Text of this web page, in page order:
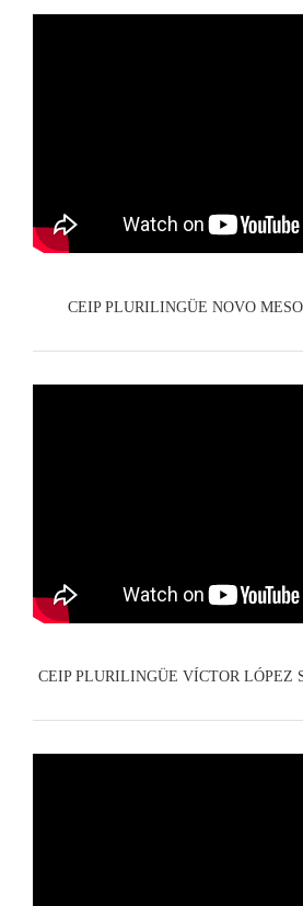
CEIP PLURILINGÜE NOVO
CEIP PLURILINGÜE VÍCTOR LÓPEZ